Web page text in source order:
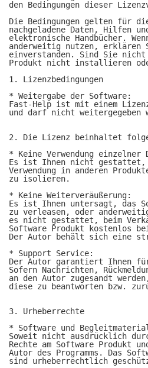
den Bedingungen dieser
Die Bedingungen gelten für
nachgeladene Daten, Hilfen
elektronische Handbücher.
anderweitig nutzen, erklären
einverstanden. Sind Sie
Produkt nicht installieren
1. Lizenzbedingungen
* Weitergabe der Software:
Fast-Help ist mit einem
und darf nicht weitergegeben
2. Die Lizenz beinhaltet
* Keine Verwendung einzelner
Es ist Ihnen nicht gestattet,
Verwendung in anderen
zu isolieren.
* Keine Weiterveräußerung:
Es ist Ihnen untersagt, das
zu verleasen, oder
es nicht gestattet, beim
Software Produkt kostenlos
Der Autor behält sich eine
* Support Service:
Der Autor garantiert Ihnen
Sofern Nachrichten,
an den Autor zugesandt
diese zu beantworten bzw.
3. Urheberrechte
* Software und
Soweit nicht ausdrücklich
Rechte am Software Produkt
Autor des Programms. Das
sind urheberrechtlich